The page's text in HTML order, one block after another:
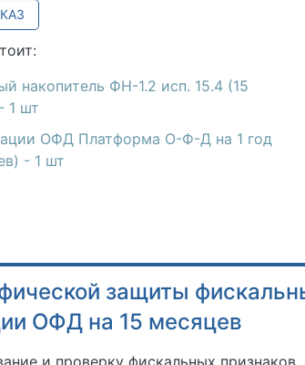
накопитель ФН-1.2 исп. 15.4 (15
1 шт
ОФД Платформа О-Ф-Д на 1 год
- 1 шт
защиты
ОФД на 15 месяцев
и проверку фискальных признаков,